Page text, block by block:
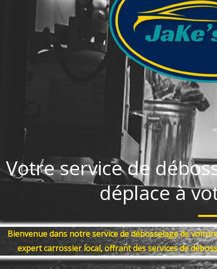
Votre service de
déplace à
Bienvenue dans notre service de débosselage de
expert carrossier local, offrant des services de